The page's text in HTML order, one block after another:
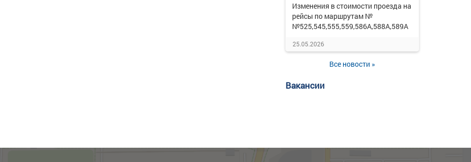
Изменения в стоимости проезда на
рейсы по маршрутам №
№525,545,555,559,586А,588А,589А
25.05.2026
Все новости »
Вакансии